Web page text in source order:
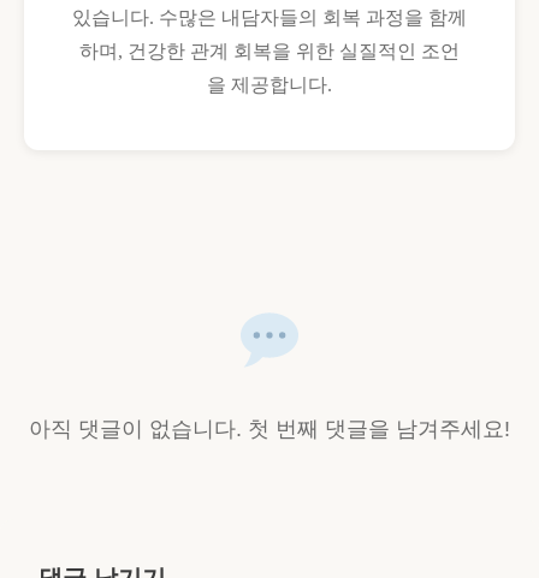
있습니다. 수많은 내담자들의 회복 과정을 함께
하며, 건강한 관계 회복을 위한 실질적인 조언
을 제공합니다.
아직 댓글이 없습니다. 첫 번째 댓글을 남겨주세요!